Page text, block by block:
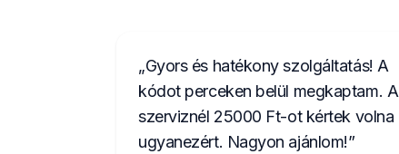
Gyors és hatékony szolgáltatás! A
kódot perceken belül megkaptam. A
szerviznél 25000 Ft-ot kértek volna
ugyanezért. Nagyon ajánlom!